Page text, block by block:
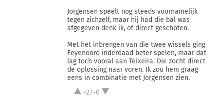
Jorgensen speelt nog steeds voornamelijk
tegen zichzelf, maar hij had die bal was
afgegeven denk ik, of direct geschoten.
Met het inbrengen van die twee wissels ging
Feyenoord inderdaad beter spelen, maar dat
lag toch vooral aan Teixeira. Die zocht direct
de oplossing naar voren. Ik zou hem graag
eens in combinatie met Jorgensen zien.
+2/-0